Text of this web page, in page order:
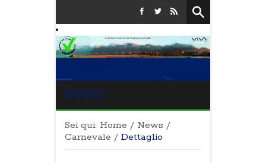
MENU
Sei qui: Home / News /
Carnevale / Dettaglio